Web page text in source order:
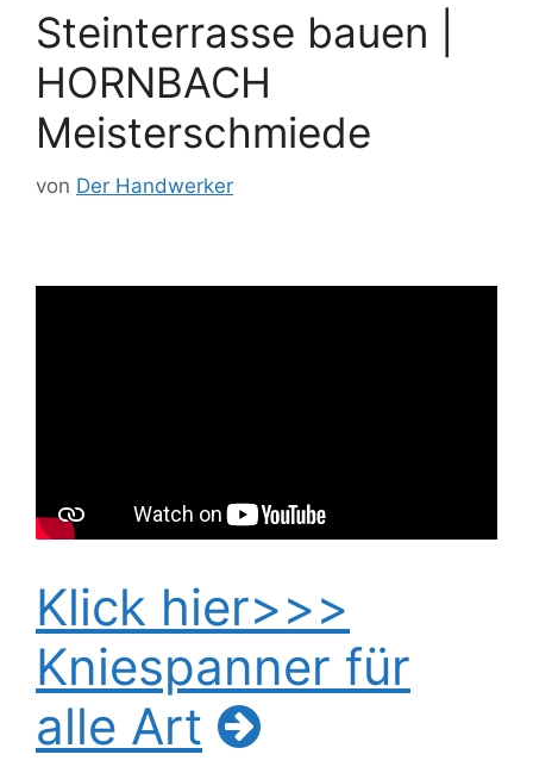
Steinterrasse bauen |
HORNBACH
Meisterschmiede
von Der Handwerker
Klick hier>>>
Kniespanner für
alle Art